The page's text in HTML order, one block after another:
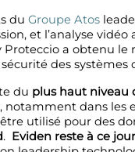
duGroupe Atos
et l’analyse vidéo
a obtenu le
des systèmes
du plus haut niveau
notamment dans les
utilisé pour des
. Eviden reste à ce